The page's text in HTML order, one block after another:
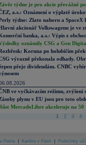
týdne je pro akcie převážně
a.s.: Oznámení o výplatě
týdne: Zlato nahoru a SpaceX
akcionář Volkswagenu je ve
banka, a.s.: Výpis z
oznámily CSG a Gen
Koruna po holubičím
výrazně překonala odhady.
přeje dividendám. CNBC
ve vyčkávacím režimu, zvýšení
plynu v EU jsou pro toto
MercadoLibre akceleruje na
1 2 3 4
Patria Kariéra v Patrii Podmínky